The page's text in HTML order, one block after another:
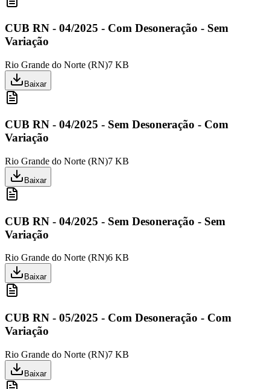
CUB RN - 04/2025 - Com Desoneração - Sem
Variação
Rio Grande do Norte (RN)7 KB
Baixar
CUB RN - 04/2025 - Sem Desoneração - Com
Variação
Rio Grande do Norte (RN)7 KB
Baixar
CUB RN - 04/2025 - Sem Desoneração - Sem
Variação
Rio Grande do Norte (RN)6 KB
Baixar
CUB RN - 05/2025 - Com Desoneração - Com
Variação
Rio Grande do Norte (RN)7 KB
Baixar